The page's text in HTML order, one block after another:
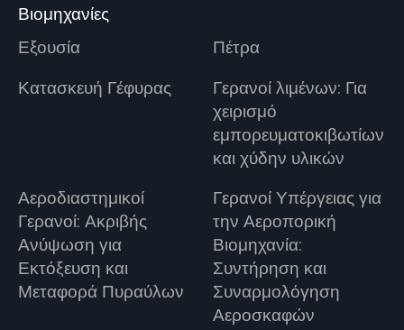
Βιομηχανίες
Εξουσία
Πέτρα
Κατασκευή Γέφυρας
Γερανοί λιμένων: Για
χειρισμό
εμπορευματοκιβωτίων
και χύδην υλικών
Αεροδιαστημικοί
Γερανοί: Ακριβής
Ανύψωση για
Εκτόξευση και
Μεταφορά Πυραύλων
Γερανοί Υπέργειας για
την Αεροπορική
Βιομηχανία:
Συντήρηση και
Συναρμολόγηση
Αεροσκαφών